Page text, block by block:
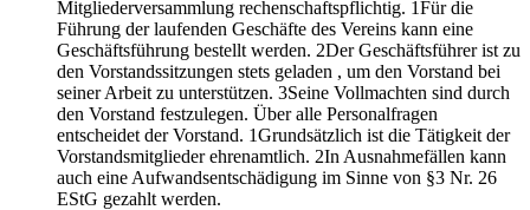
Mitgliederversammlung rechenschaftspflichtig. 1Für die
Führung der laufenden Geschäfte des Vereins kann eine
Geschäftsführung bestellt werden. 2Der Geschäftsführer ist zu
den Vorstandssitzungen stets geladen , um den Vorstand bei
seiner Arbeit zu unterstützen. 3Seine Vollmachten sind durch
den Vorstand festzulegen. Über alle Personalfragen
entscheidet der Vorstand. 1Grundsätzlich ist die Tätigkeit der
Vorstandsmitglieder ehrenamtlich. 2In Ausnahmefällen kann
auch eine Aufwandsentschädigung im Sinne von §3 Nr. 26
EStG gezahlt werden.